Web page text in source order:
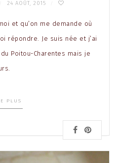
24 AOÛT, 2015
et qu’on me demande où
répondre. Je suis née et j’ai
Poitou-Charentes mais je
PLUS